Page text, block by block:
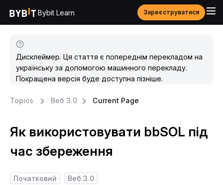
Bybit Learn Зареєструватися
Дисклеймер. Ця стаття є попереднім перекладом на
українську за допомогою машинного перекладу.
Покращена версія буде доступна пізніше.
Topics Веб 3.0 Current Page
Як використовувати bbSOL під
час збереження
Початковий
Веб 3.0